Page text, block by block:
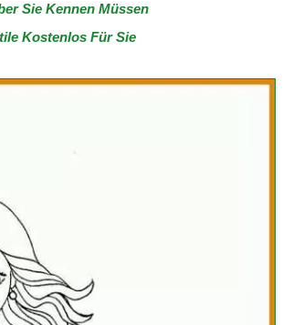
Sie Kennen Müssen
Kostenlos Für Sie